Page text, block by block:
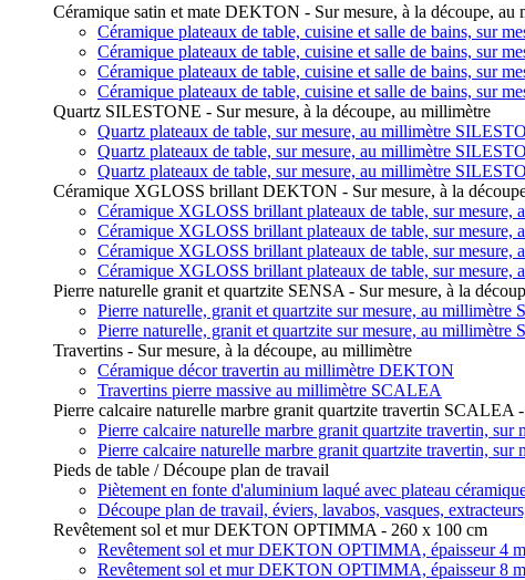
Céramique satin et mate DEKTON - Sur mesure, à la découpe, au
Céramique plateaux de table, cuisine et salle de bains, sur
Céramique plateaux de table, cuisine et salle de bains, sur
Céramique plateaux de table, cuisine et salle de bains, sur
Céramique plateaux de table, cuisine et salle de bains, sur
Quartz SILESTONE - Sur mesure, à la découpe, au millimètre
Quartz plateaux de table, sur mesure, au millimètre
Quartz plateaux de table, sur mesure, au millimètre
Quartz plateaux de table, sur mesure, au millimètre
Céramique XGLOSS brillant DEKTON - Sur mesure, à la
Céramique XGLOSS brillant plateaux de table, sur
Céramique XGLOSS brillant plateaux de table, sur
Céramique XGLOSS brillant plateaux de table, sur
Céramique XGLOSS brillant plateaux de table, sur
Pierre naturelle granit et quartzite SENSA - Sur mesure, à la
Pierre naturelle, granit et quartzite sur mesure, au millimètre
Pierre naturelle, granit et quartzite sur mesure, au millimètre
Travertins - Sur mesure, à la découpe, au millimètre
Céramique décor travertin au millimètre DEKTON
Travertins pierre massive au millimètre SCALEA
Pierre calcaire naturelle marbre granit quartzite travertin SCALEA
Pierre calcaire naturelle marbre granit quartzite travertin,
Pierre calcaire naturelle marbre granit quartzite travertin,
Pieds de table / Découpe plan de travail
Piètement en fonte d'aluminium laqué avec plateau
Découpe plan de travail, éviers, lavabos, vasques,
Revêtement sol et mur DEKTON OPTIMMA - 260 x 100 cm
Revêtement sol et mur DEKTON OPTIMMA, épaisseur 4
Revêtement sol et mur DEKTON OPTIMMA, épaisseur 8